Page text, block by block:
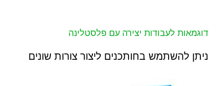
דוגמאות לעבודות יצירה עם פלסטלינה
ניתן להשתמש בחותכנים ליצור צורות שונים